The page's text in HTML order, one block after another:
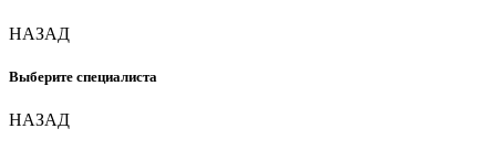
НАЗАД
Выберите специалиста
НАЗАД